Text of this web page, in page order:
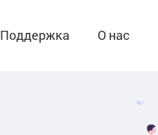
Поддержка О нас